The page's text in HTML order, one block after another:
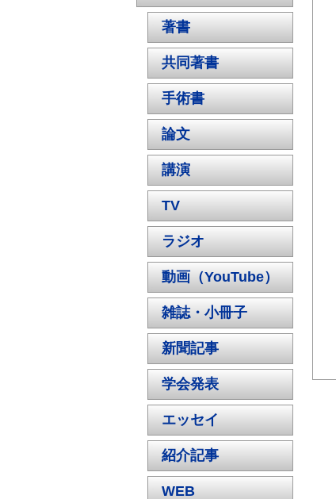
著書
共同著書
手術書
論文
講演
TV
ラジオ
動画（YouTube）
雑誌・小冊子
新聞記事
学会発表
エッセイ
紹介記事
WEB